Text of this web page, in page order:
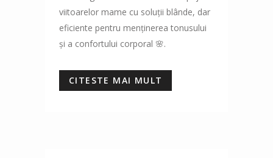
viitoarelor mame cu soluții blânde, dar
eficiente pentru menținerea tonusului
și a confortului corporal 🌸.
CITESTE MAI MULT